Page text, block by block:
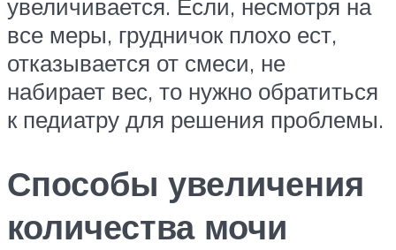
увеличивается. Если, несмотря на
все меры, грудничок плохо ест,
отказывается от смеси, не
набирает вес, то нужно обратиться
к педиатру для решения проблемы.
Способы увеличения
количества мочи